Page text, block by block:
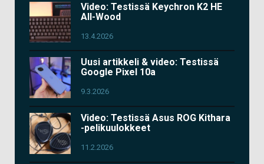
Video: Testissä Keychron K2 HE
All-Wood
13.4.2026
Uusi artikkeli & video: Testissä
Google Pixel 10a
9.3.2026
Video: Testissä Asus ROG Kithara
-pelikuulokkeet
11.2.2026